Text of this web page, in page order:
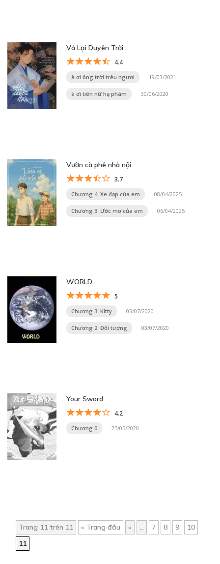
Vá Lại Duyên Trời
4.4
à ơi ông trời trêu ngươi 19/03/2021
à ơi tiên nữ hạ phàm 30/06/2020
Vườn cà phê nhà nội
3.7
Chương 4: Xe đạp của em 08/04/2025
Chương 3: Ước mơ của em 06/04/2025
WORLD
5
Chương 3: Kitty 03/07/2020
Chương 2: Đối tượng 03/07/2020
Your Sword
4.2
Chương 0 25/05/2020
Trang 11 trên 11 « Trang đầu « ... 7 8 9
10
11